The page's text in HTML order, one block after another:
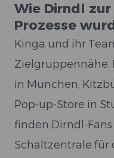
Wie Dirndl
Prozesse
Kinga und ihr
Zielgruppennähe.
in München,
Pop-up-Store in
finden Dirndl-
Schaltzentrale für